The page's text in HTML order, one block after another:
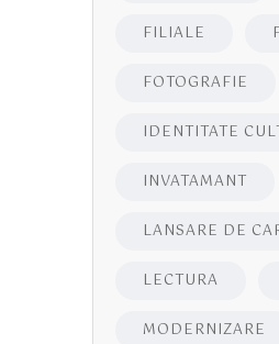
FILIALE
FOTOGRAFIE
IDENTITATE
INVATAMANT
LANSARE DE
LECTURA
MODERNIZARE